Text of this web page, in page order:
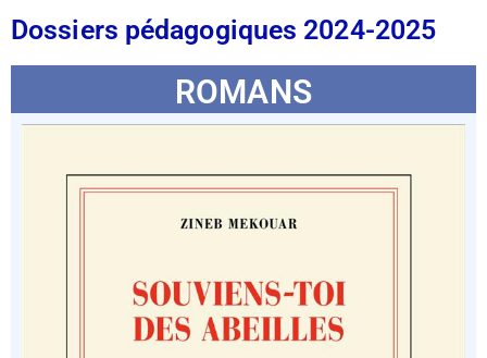
Dossiers pédagogiques 2024-2025
ROMANS